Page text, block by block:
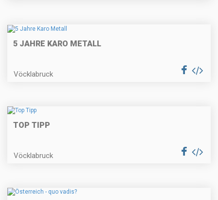
5 JAHRE KARO METALL
Vöcklabruck
TOP TIPP
Vöcklabruck